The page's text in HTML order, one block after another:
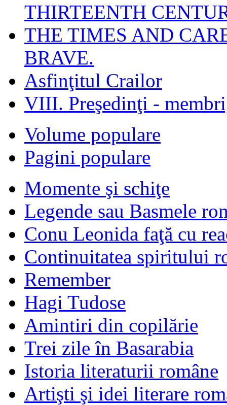
THIRTEENTH
THE TIMES AND
BRAVE.
Asfinţitul Crailor
VIII. Preşedinţi -
Volume populare
Pagini populare
Momente şi schiţe
Legende sau Basmele
Conu Leonida faţă cu
Continuitatea spiritului
Remember
Hagi Tudose
Amintiri din copilărie
Trei zile în Basarabia
Istoria literaturii române
Artişti şi idei literare